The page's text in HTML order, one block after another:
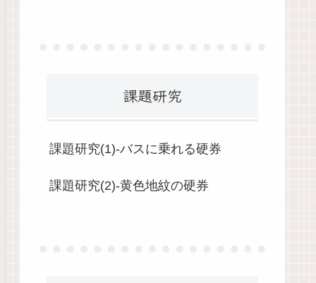
課題研究
課題研究(1)-バスに乗れる硬券
課題研究(2)-黄色地紋の硬券